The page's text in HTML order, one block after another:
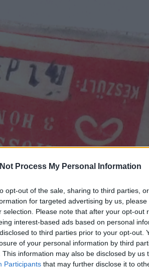
Process My Personal Information
opt-out of the sale, sharing to third parties,
for targeted advertising by us,
selection. Please note that after your opt-out
interest-based ads based on personal
to third parties prior to your opt-out.
of your personal information by third
This information may also be disclosed by us
Participants that may further disclose it to
Tetszik